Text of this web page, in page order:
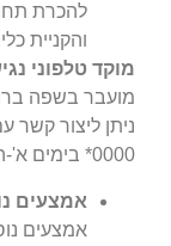
להכרת
והקניית
מוקד טלפוני
מועבר בשפה
ניתן ליצור קשר
0000* בימים א'-ה' בין השעות 08:00-17:00
אמצעים
אמצעים